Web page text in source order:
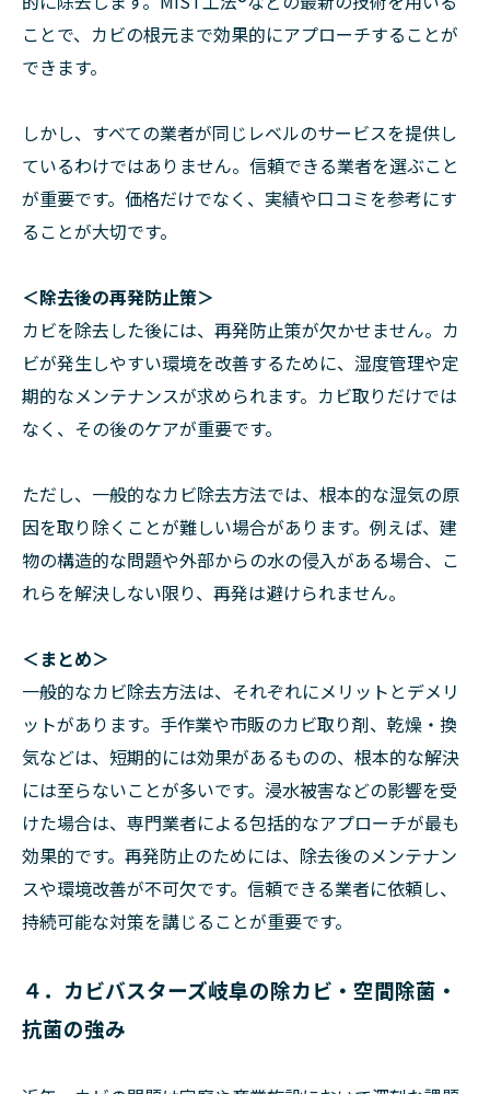
ことで、カビの根元まで効果的にアプローチすることが
できます。
しかし、すべての業者が同じレベルのサービスを提供し
ているわけではありません。信頼できる業者を選ぶこと
が重要です。価格だけでなく、実績や口コミを参考にす
ることが大切です。
＜除去後の再発防止策＞
カビを除去した後には、再発防止策が欠かせません。カ
ビが発生しやすい環境を改善するために、湿度管理や定
期的なメンテナンスが求められます。カビ取りだけでは
なく、その後のケアが重要です。
ただし、一般的なカビ除去方法では、根本的な湿気の原
因を取り除くことが難しい場合があります。例えば、建
物の構造的な問題や外部からの水の侵入がある場合、こ
れらを解決しない限り、再発は避けられません。
＜まとめ＞
一般的なカビ除去方法は、それぞれにメリットとデメリ
ットがあります。手作業や市販のカビ取り剤、乾燥・換
気などは、短期的には効果があるものの、根本的な解決
には至らないことが多いです。浸水被害などの影響を受
けた場合は、専門業者による包括的なアプローチが最も
効果的です。再発防止のためには、除去後のメンテナン
スや環境改善が不可欠です。信頼できる業者に依頼し、
持続可能な対策を講じることが重要です。
４．カビバスターズ岐阜の除カビ・空間除菌・
抗菌の強み